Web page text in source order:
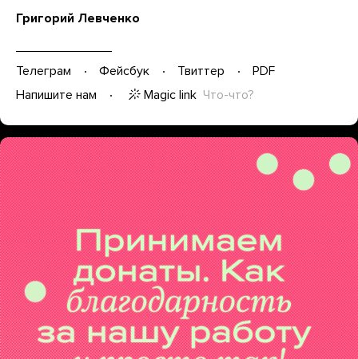
Григорий Левченко
Телеграм Фейсбук Твиттер
PDF
Напишите нам
Magic link Что-что?